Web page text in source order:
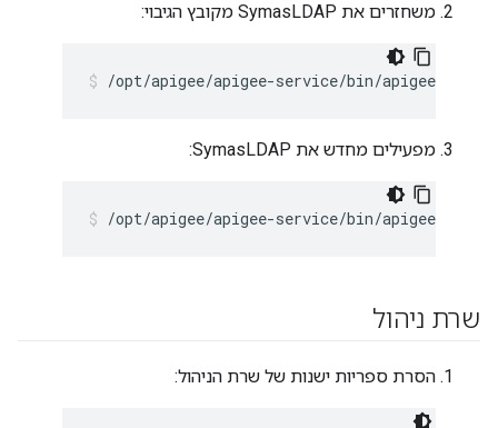
משחזרים את SymasLDAP מקובץ הגיבוי:
/opt/apigee/apigee-service/bin/apigee-
מפעילים מחדש את SymasLDAP:
/opt/apigee/apigee-service/bin/apigee-
שרת ניהול
הסרת ספריות ישנות של שרת הניהול: